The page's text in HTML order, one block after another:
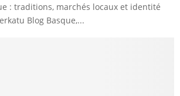
: traditions, marchés locaux et identité
Blog Basque,...